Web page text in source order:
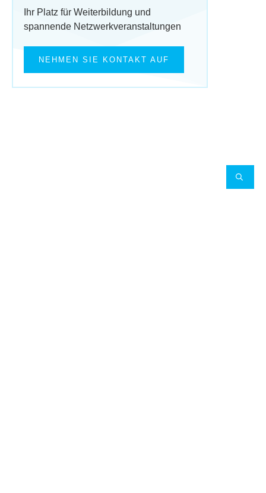
Ihr Platz für Weiterbildung und
spannende Netzwerkveranstaltungen
NEHMEN SIE KONTAKT AUF